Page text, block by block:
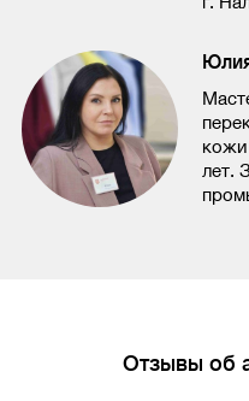
кожи
лет.
Отзывы об